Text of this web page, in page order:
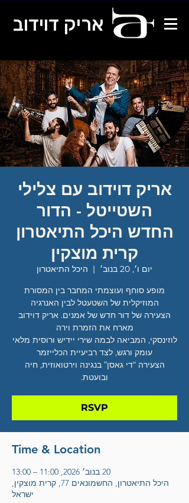
אריק דוידוב
אריק דוידוב עם צלילי
השטייטל - הדור
החדש היכל התיאטרון
קרית מוצקין
יום ו׳, 20 בנוב׳
  |
היכל התיאטרון
מופע סוחף ועוצמתי המחבר בין המסורת
הצעירה של דור חדש של אמנים. אריק דוידוב
לוזינסקי, המביאה לבמה שירי יידיש ורוסית מלאי
הצעירה “די גאסן” בנגינה וירטואוזית, חיה
ובועטת.
RSVP
Time & Location
20 בנוב׳ 2026, 11:00 – 13:00
היכל התיאטרון, החשמונאים 77, קרית מוצקין,
ישראל